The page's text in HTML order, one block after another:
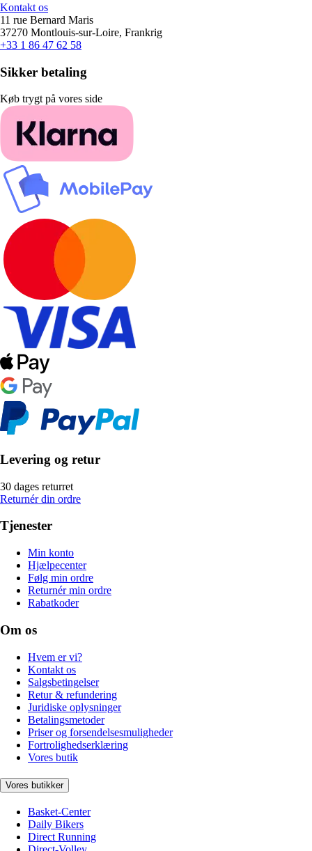
Kontakt os
11 rue Bernard Maris
37270 Montlouis-sur-Loire, Frankrig
+33 1 86 47 62 58
Sikker betaling
Køb trygt på vores side
Levering og retur
30 dages returret
Returnér din ordre
Tjenester
Min konto
Hjælpecenter
Følg min ordre
Returnér min ordre
Rabatkoder
Om os
Hvem er vi?
Kontakt os
Salgsbetingelser
Retur & refundering
Juridiske oplysninger
Betalingsmetoder
Priser og forsendelsesmuligheder
Fortrolighedserklæring
Vores butik
Vores butikker
Basket-Center
Daily Bikers
Direct Running